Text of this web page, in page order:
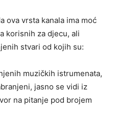
ova vrsta kanala ima moć
korisnih za djecu, ali
stvari od kojih su:
muzičkih istrumenata,
jasno se vidi iz
na pitanje pod brojem